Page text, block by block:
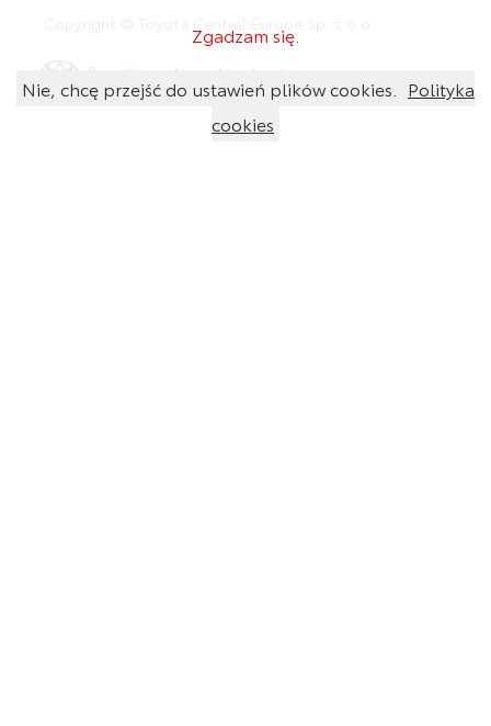
Zgadzam się.
Nie, chcę przejść do ustawień plików cookies.
Polityka
cookies